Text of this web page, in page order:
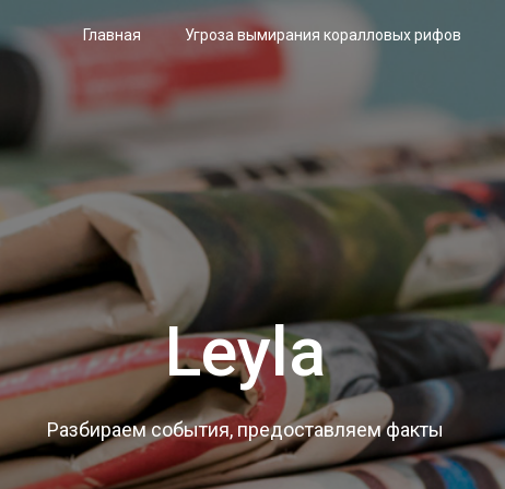
Главная Угроза вымирания коралловых рифов
Leyla
Разбираем события, предоставляем факты